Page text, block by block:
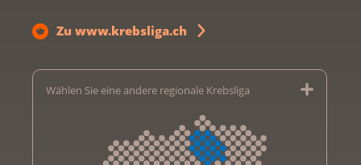
Zu www.krebsliga.ch
Wählen Sie eine andere regionale Krebsliga